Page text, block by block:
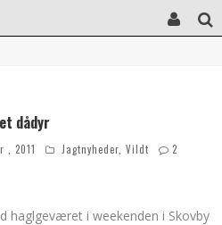
dådyr
, 2011 Jagtnyheder Vildt
2
haglgeværet i weekenden i Skovby